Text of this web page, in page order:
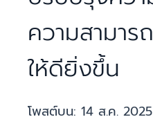
ความสามาร
ให้ดียิ่งขึ้น
โพสต์บน: 14 ส.ค. 2025